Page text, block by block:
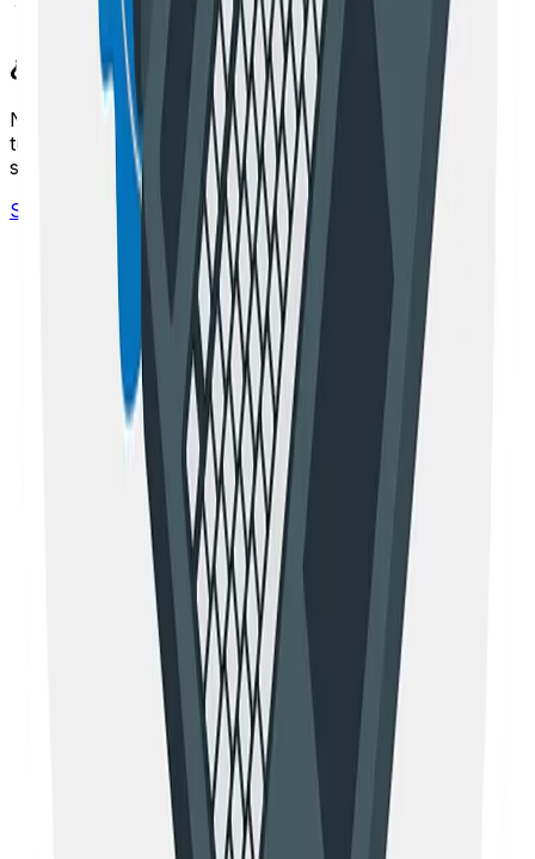
Volver al blog
¿Necesitas ayuda con tu SEO?
Nuestro equipo de expertos puede ayudarte a mejorar
tu posicionamiento y aumentar el trafico organico de tu
sitio web.
Solicitar asesoria gratuita
¿Cuáles son las diferencias entre SEO y SEM?
Si llevas tiempo en el mundo del marketing digital, es
probable que hayas escuchado los términos SEO y SEM
Julián Durango
20 de marzo de 2026
SEO Off Page y su función en la estrategia web
Tu sitio puede tener el mejor contenido y la estructura
técnica más sólida, pero si nadie habla de ti fuera …
Sebastián Restrepo
13 de marzo de 2026